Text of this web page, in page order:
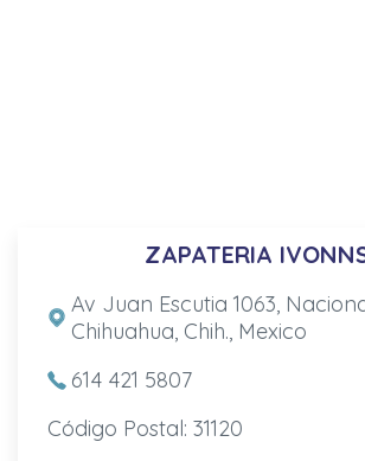
ZAPATERIA
Av Juan Escutia 1063,
Chihuahua, Chih., Mexico
614 421 5807
Código Postal: 31120